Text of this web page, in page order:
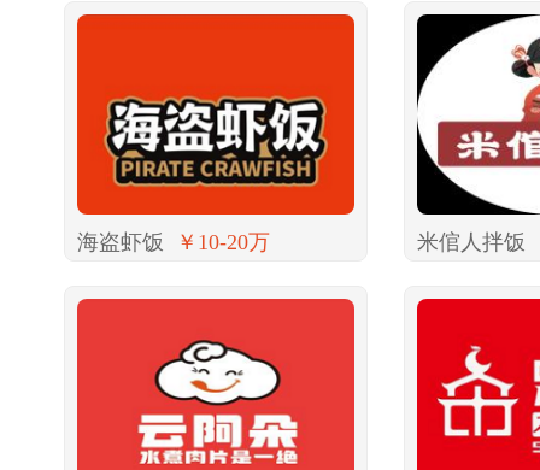
海盗虾饭 ￥10-20万 米倌人拌饭